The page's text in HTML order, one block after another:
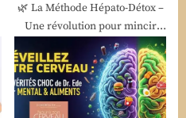
🌿 La Méthode Hépato-Détox –
Une révolution pour mincir
sans danger !